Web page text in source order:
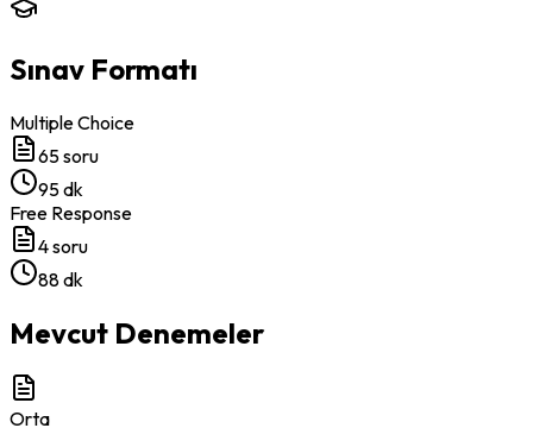
Sınav Formatı
Multiple Choice
65soru
95 dk
Free Response
4soru
88 dk
Mevcut Denemeler
Orta